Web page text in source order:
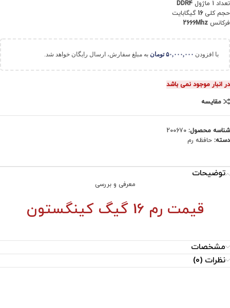
تعداد 1 ماژول
DDR4
حجم کلی16 گیگابایت
فرکانس 2666Mhz
با افزودن ۵۰,۰۰۰,۰۰۰ تومان به مبلغ سفارش، ارسال رایگان خواهد شد.
در انبار موجود نمی باشد
مقایسه
شناسه محصول: 200670
دسته: حافظه رم
توضیحات
معرفی و بررسی
قیمت رم 16 گیگ کینگستون
مشخصات
نظرات (0)